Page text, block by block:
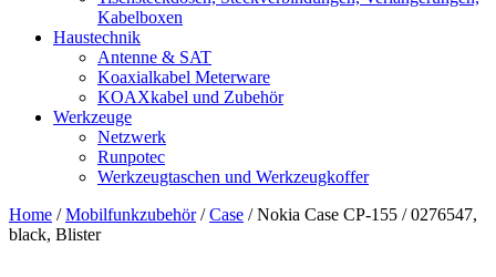
Kabelboxen
Haustechnik
Antenne & SAT
Koaxialkabel Meterware
KOAXkabel und Zubehör
Werkzeuge
Netzwerk
Runpotec
Werkzeugtaschen und Werkzeugkoffer
Home /Mobilfunkzubehör/Case / Nokia Case CP-155 / 0276547,
black, Blister